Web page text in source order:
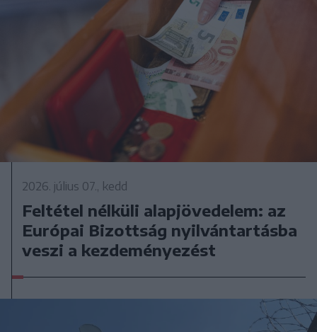
2026. július 07., kedd
Feltétel nélküli alapjövedelem: az
Európai Bizottság nyilvántartásba
veszi a kezdeményezést